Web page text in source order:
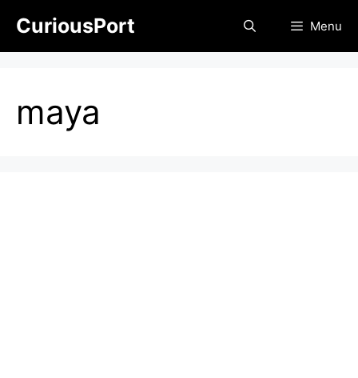
content
CuriousPort Menu
maya